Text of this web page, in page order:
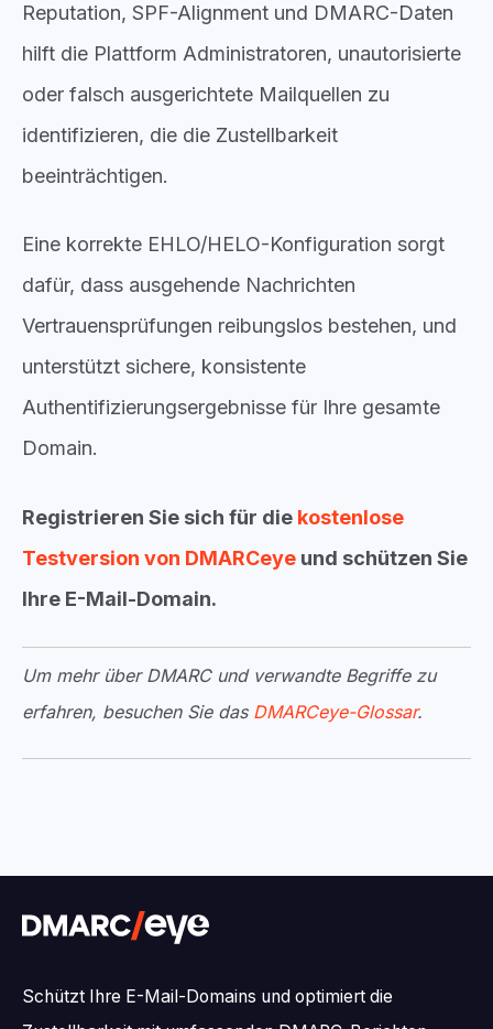
Reputation, SPF-Alignment und DMARC-Daten
hilft die Plattform Administratoren, unautorisierte
oder falsch ausgerichtete Mailquellen zu
identifizieren, die die Zustellbarkeit
beeinträchtigen.
Eine korrekte EHLO/HELO-Konfiguration sorgt
dafür, dass ausgehende Nachrichten
Vertrauensprüfungen reibungslos bestehen, und
unterstützt sichere, konsistente
Authentifizierungsergebnisse für Ihre gesamte
Domain.
Registrieren Sie sich für die kostenlose
Testversion von DMARCeye und schützen Sie
Ihre E-Mail-Domain.
Um mehr über DMARC und verwandte Begriffe zu
erfahren, besuchen Sie das DMARCeye-Glossar.
Schützt Ihre E-Mail-Domains und optimiert die